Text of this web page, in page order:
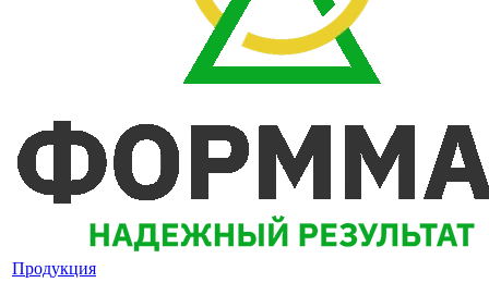
Продукция